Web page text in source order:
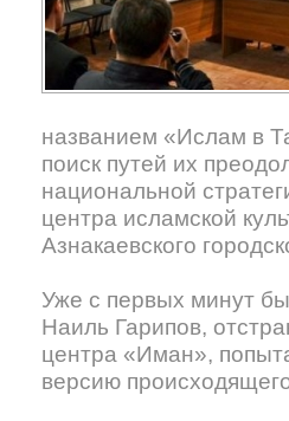
названием «Ислам в
поиск путей их
национальной
центра исламской
Азнакаевского
Уже с первых минут
Наиль Гарипов,
центра «Иман»,
версию